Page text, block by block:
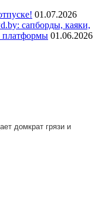
01.07.2026
сапборды, каяки,
платформы 01.06.2026
домкрат грязи и